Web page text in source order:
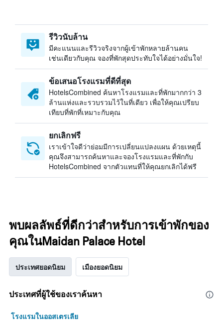
รีวิวนับล้าน
มีคะแนนและรีวิวจริงจากผู้เข้าพักหลายล้านคน
เช่นเดียวกับคุณ จองที่พักสุดประทับใจได้อย่างมั่นใจ!
ข้อเสนอโรงแรมที่ดีที่สุด
HotelsCombined ค้นหาโรงแรมและที่พักมากกว่า 3
ล้านแห่งและรวบรวมไว้ในที่เดียว เพื่อให้คุณเปรียบ
เทียบที่พักที่เหมาะกับคุณ
ยกเลิกฟรี
เราเข้าใจดีว่าย่อมมีการเปลี่ยนแปลงแผน ด้วยเหตุนี้
คุณจึงสามารถค้นหาและจองโรงแรมและที่พักกับ
HotelsCombined จากตัวแทนที่ให้คุณยกเลิกได้ฟรี
พบผลลัพธ์ที่ดีกว่าสำหรับการเข้าพักของ
คุณในMaidan Palace Hotel
ประเทศยอดนิยม เมืองยอดนิยม
ประเทศที่ผู้ใช้ของเราค้นหา
โรงแรมในออสเตรเลีย